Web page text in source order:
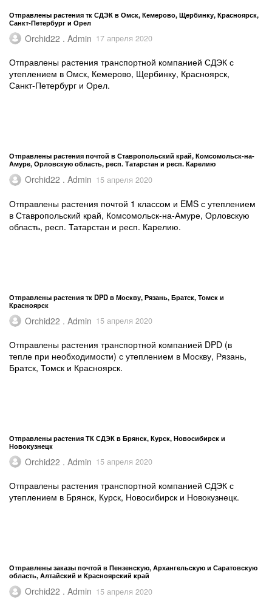
Отправлены растения тк СДЭК в Омск, Кемерово, Щербинку, Красноярск,
Санкт-Петербург и Орел
Orchid22 . Admin 17 апреля 2020
Отправлены растения транспортной компанией СДЭК с
утеплением в Омск, Кемерово, Щербинку, Красноярск,
Санкт-Петербург и Орел.
Отправлены растения почтой в Ставропольский край, Комсомольск-на-
Амуре, Орловскую область, респ. Татарстан и респ. Карелию
Orchid22 . Admin 15 апреля 2020
Отправлены растения почтой 1 классом и EMS с утеплением
в Ставропольский край, Комсомольск-на-Амуре, Орловскую
область, респ. Татарстан и респ. Карелию.
Отправлены растения тк DPD в Москву, Рязань, Братск, Томск и
Красноярск
Orchid22 . Admin 15 апреля 2020
Отправлены растения транспортной компанией DPD (в
тепле при необходимости) с утеплением в Москву, Рязань,
Братск, Томск и Красноярск.
Отправлены растения ТК СДЭК в Брянск, Курск, Новосибирск и
Новокузнецк
Orchid22 . Admin 15 апреля 2020
Отправлены растения транспортной компанией СДЭК с
утеплением в Брянск, Курск, Новосибирск и Новокузнецк.
Отправлены заказы почтой в Пензенскую, Архангельскую и Саратовскую
область, Алтайский и Красноярский край
Orchid22 . Admin 15 апреля 2020